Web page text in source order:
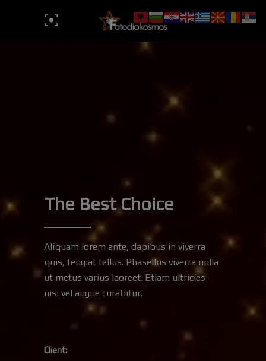
The Best Choice
Aliquam lorem ante, dapibus in viverra
quis, feugiat tellus. Phasellus viverra nulla
ut metus varius laoreet. Etiam ultricies
nisi vel augue curabitur.
Client: